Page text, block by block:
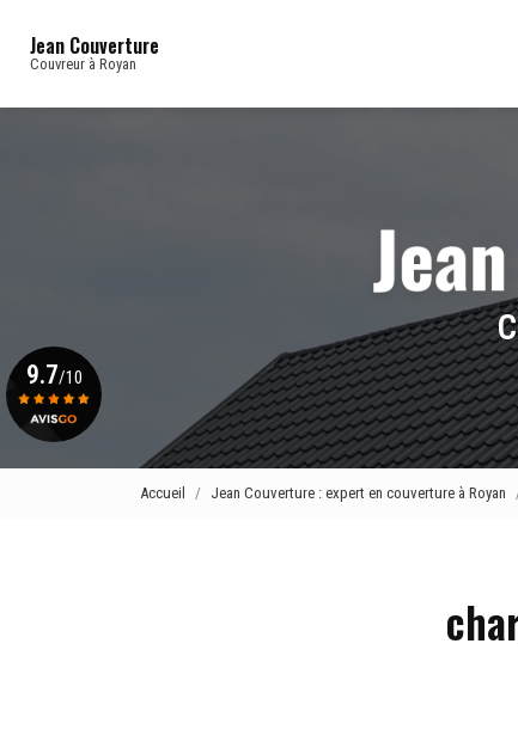
contenu
Jean Couverture
Couvreur à Royan
9.7/10
Accueil Jean Couverture : expert en couverture à Royan